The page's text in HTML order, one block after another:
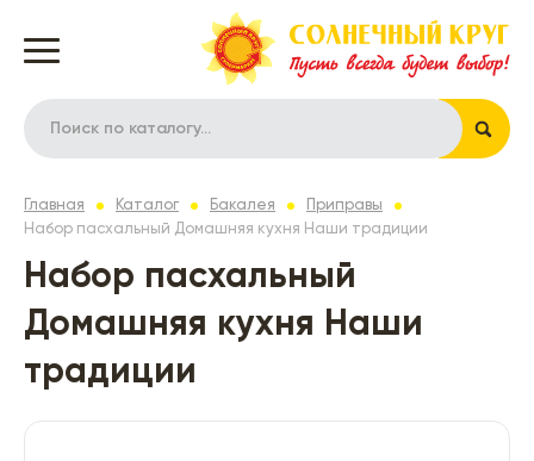
Главная Каталог Бакалея
Приправы
Набор пасхальный Домашняя кухня Наши традиции
Набор пасхальный
Домашняя кухня Наши
традиции